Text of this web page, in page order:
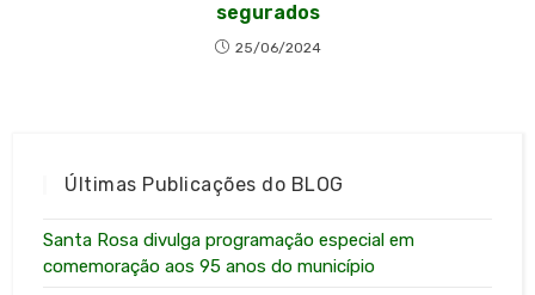
segurados
25/06/2024
Últimas Publicações do BLOG
Santa Rosa divulga programação especial em
comemoração aos 95 anos do município